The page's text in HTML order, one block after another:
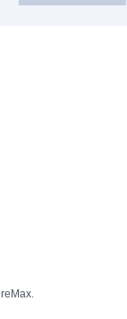
Max.